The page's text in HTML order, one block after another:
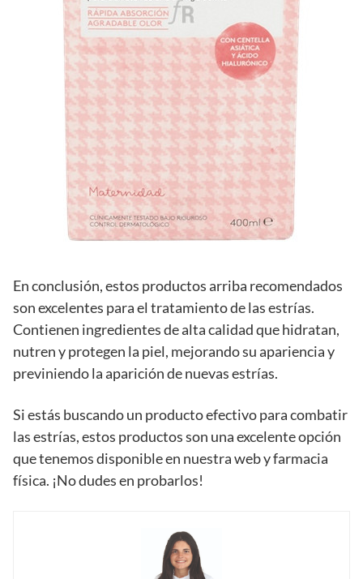
En conclusión, estos productos arriba recomendados
son excelentes para el tratamiento de las estrías.
Contienen ingredientes de alta calidad que hidratan,
nutren y protegen la piel, mejorando su apariencia y
previniendo la aparición de nuevas estrías.
Si estás buscando un producto efectivo para combatir
las estrías, estos productos son una excelente opción
que tenemos disponible en nuestra web y farmacia
física. ¡No dudes en probarlos!